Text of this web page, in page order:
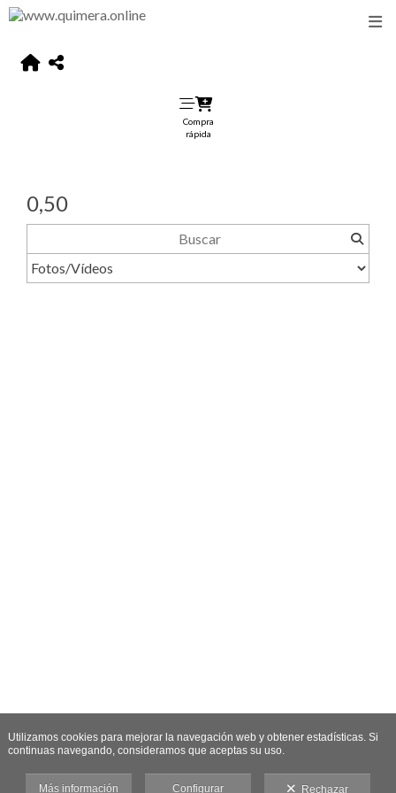
Compra
rápida
0,50
Utilizamos cookies para mejorar la navegación web y obtener estadísticas. Si
continuas navegando, consideramos que aceptas su uso.
Más información Configurar Rechazar